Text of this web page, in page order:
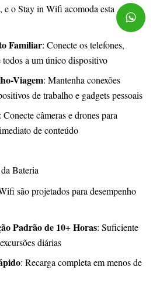
e o Stay in Wifi acomoda esta
Familiar: Conecte os telefones,
todos a um único dispositivo
Viagem: Mantenha conexões
de trabalho e gadgets pessoais
: Conecte câmeras e drones para
de conteúdo
Bateria
são projetados para desempenho
Padrão de 10+ Horas: Suficiente
diárias
: Recarga completa em menos de